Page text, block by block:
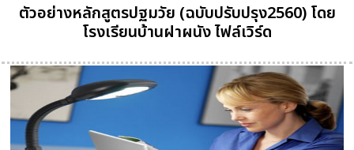
ตัวอย่างหลักสูตรปฐมวัย (ฉบับปรับปรุง2560) โดย
โรงเรียนบ้านฝาผนัง ไฟล์เวิร์ด